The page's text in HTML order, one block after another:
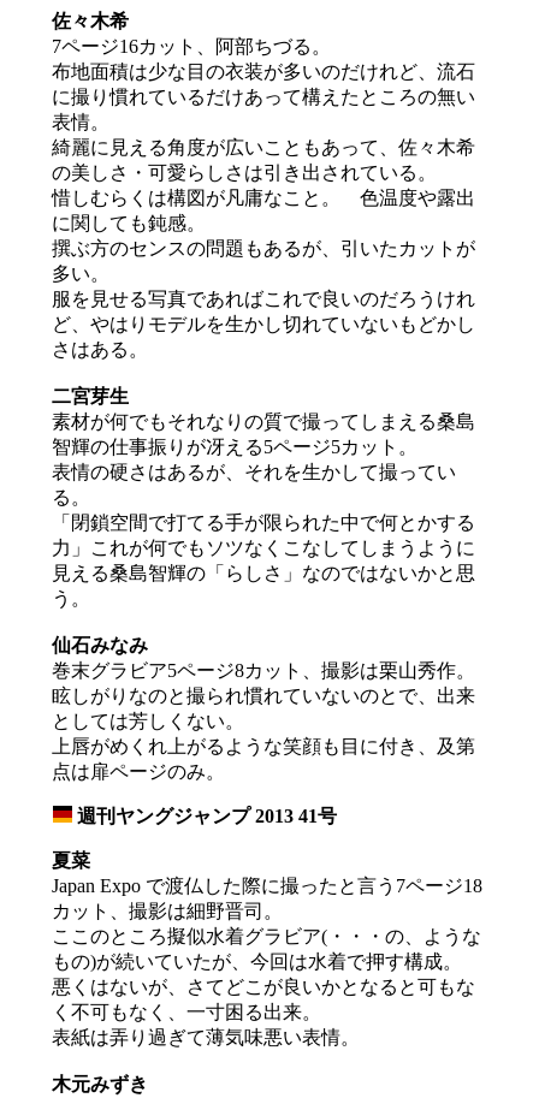
佐々木希
7ページ16カット、阿部ちづる。
布地面積は少な目の衣装が多いのだけれど、流石
に撮り慣れているだけあって構えたところの無い
表情。
綺麗に見える角度が広いこともあって、佐々木希
の美しさ・可愛らしさは引き出されている。
惜しむらくは構図が凡庸なこと。 色温度や露出
に関しても鈍感。
撰ぶ方のセンスの問題もあるが、引いたカットが
多い。
服を見せる写真であればこれで良いのだろうけれ
ど、やはりモデルを生かし切れていないもどかし
さはある。
二宮芽生
素材が何でもそれなりの質で撮ってしまえる桑島
智輝の仕事振りが冴える5ページ5カット。
表情の硬さはあるが、それを生かして撮ってい
る。
「閉鎖空間で打てる手が限られた中で何とかする
力」これが何でもソツなくこなしてしまうように
見える桑島智輝の「らしさ」なのではないかと思
う。
仙石みなみ
巻末グラビア5ページ8カット、撮影は栗山秀作。
眩しがりなのと撮られ慣れていないのとで、出来
としては芳しくない。
上唇がめくれ上がるような笑顔も目に付き、及第
点は扉ページのみ。
週刊ヤングジャンプ 2013 41号
夏菜
Japan Expo で渡仏した際に撮ったと言う7ページ18
カット、撮影は細野晋司。
ここのところ擬似水着グラビア(・・・の、ような
もの)が続いていたが、今回は水着で押す構成。
悪くはないが、さてどこが良いかとなると可もな
く不可もなく、一寸困る出来。
表紙は弄り過ぎて薄気味悪い表情。
木元みずき